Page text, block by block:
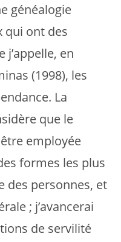
généalogie
qui ont des
j’appelle, en
(1998), les
La
que le
employée
formes les plus
des personnes, et
; j’avancerai
de servilité